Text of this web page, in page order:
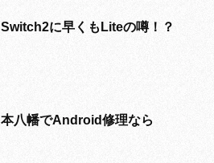
Switch2に早くもLiteの噂！？
本八幡でAndroid修理なら